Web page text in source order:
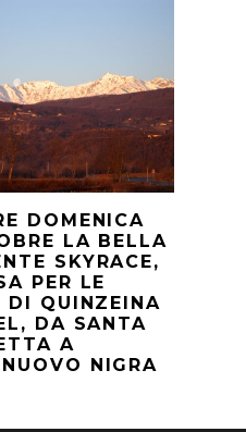
DOMENICA
LA BELLA
SKYRACE,
PER LE
DI QUINZEINA
DA SANTA
A
NIGRA